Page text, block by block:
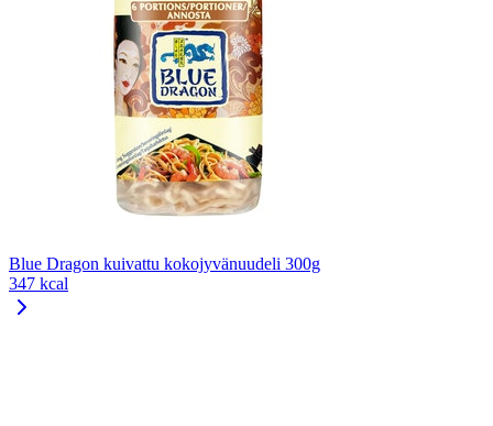
Blue Dragon kuivattu kokojyvänuudeli 300g
347 kcal